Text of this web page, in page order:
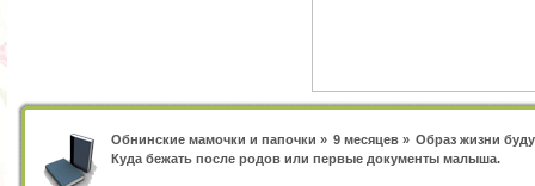
Обнинские мамочки и папочки » 9 месяцев» Образ жизни
Куда бежать после родов или первые документы малыша.